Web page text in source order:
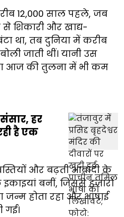
12,000 साल पहले, जब
शिकारी और खाद्य-
था, तब दुनिया में करीब
जाती थीं। यानी उस
आज की तुलना में भी कम
हर
है एक
और बढ़ती आबादी के
बनीं, जिससे हजारों
होता रहा और भाषाई
गई।